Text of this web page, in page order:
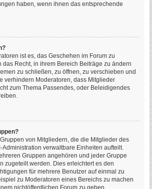
haben, wenn ihnen das entsprechende
ist es, das Geschehen im Forum zu
das Recht, in ihrem Bereich Beiträge zu ändern
zu schließen, zu öffnen, zu verschieben und
verhindern Moderatoren, dass Mitglieder
zum Thema Passendes, oder Beleidigendes
von Mitgliedern, die die Mitglieder des
Administration verwaltbare Einheiten aufteilt.
Gruppen angehören und jeder Gruppe
zugeteilt werden. Dies erleichtert es den
für mehrere Benutzer auf einmal zu
zu Moderatoren eines Bereichs zu machen
nichtöffentlichen Forum zu geben.